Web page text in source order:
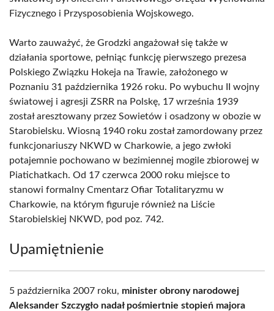
Fizycznego i Przysposobienia Wojskowego.
Warto zauważyć, że Grodzki angażował się także w
działania sportowe, pełniąc funkcję pierwszego prezesa
Polskiego Związku Hokeja na Trawie, założonego w
Poznaniu 31 października 1926 roku. Po wybuchu II wojny
światowej i agresji ZSRR na Polskę, 17 września 1939
został aresztowany przez Sowietów i osadzony w obozie w
Starobielsku. Wiosną 1940 roku został zamordowany przez
funkcjonariuszy NKWD w Charkowie, a jego zwłoki
potajemnie pochowano w bezimiennej mogile zbiorowej w
Piatichatkach. Od 17 czerwca 2000 roku miejsce to
stanowi formalny Cmentarz Ofiar Totalitaryzmu w
Charkowie, na którym figuruje również na Liście
Starobielskiej NKWD, pod poz. 742.
Upamiętnienie
5 października 2007 roku, minister obrony narodowej
Aleksander Szczygło nadał pośmiertnie stopień majora